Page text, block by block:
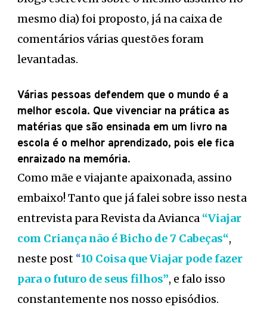
mesmo dia) foi proposto, já na caixa de
comentários várias questões foram
levantadas.
Várias pessoas defendem que o mundo é a
melhor escola. Que vivenciar na prática as
matérias que são ensinada em um livro na
escola é o melhor aprendizado, pois ele fica
enraizado na memória.
Como mãe e viajante apaixonada, assino
embaixo! Tanto que já falei sobre isso nesta
entrevista para Revista da Avianca “Viajar
com Criança não é Bicho de 7 Cabeças“,
neste post “10 Coisa que Viajar pode fazer
para o futuro de seus filhos”, e falo isso
constantemente nos nosso episódios.